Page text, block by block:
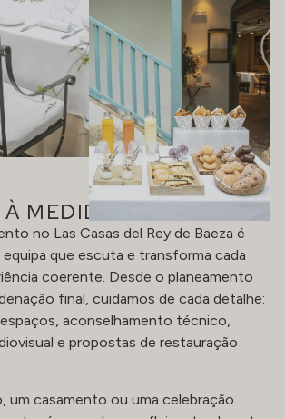
MEDIDA
no Las Casas del Rey de Baeza é
que escuta e transforma cada
coerente. Desde o planeamento
final, cuidamos de cada detalhe:
aconselhamento técnico,
e propostas de restauração
um casamento ou uma celebração